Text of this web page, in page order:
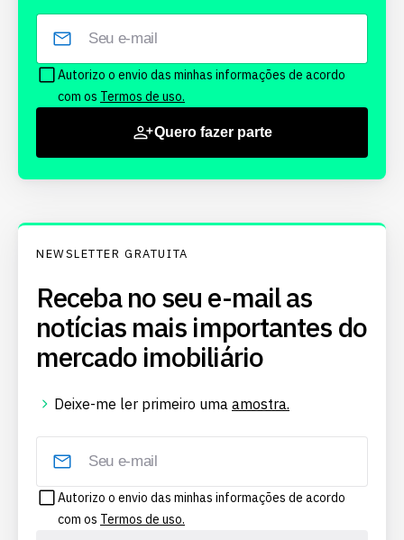
Autorizo o envio das minhas informações de acordo
com os Termos de uso.
Quero fazer parte
NEWSLETTER GRATUITA
Receba no seu e-mail as
notícias mais importantes do
mercado imobiliário
Deixe-me ler primeiro uma amostra.
Autorizo o envio das minhas informações de acordo
com os Termos de uso.